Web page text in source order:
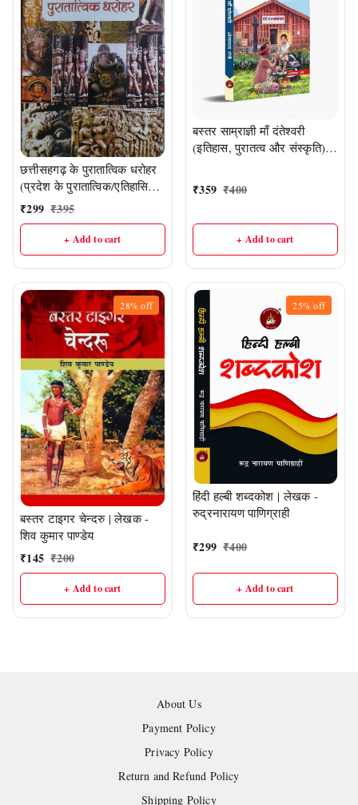
छत्तीसहगढ़ के पुरातात्विक धरोहर
(प्रदेश के पुरातात्विक/एतिहासिक
स्थलों की विस्तृत जानकारी)
₹299 ₹395
+ Add to cart
बस्तर साम्राज्ञी माँ दंतेश्वरी
(इतिहास, पुरातत्व और संस्कृति) |
₹359 ₹400
+ Add to cart
28%off
बस्तर टाइगर चेन्दरु | लेखक -
शिव कुमार पाण्डेय
₹145 ₹200
+ Add to cart
25%off
हिंदी हल्बी शब्दकोश | लेखक -
रुद्रनारायण पाणिग्राही
₹299 ₹400
+ Add to cart
About Us
Payment Policy
Privacy Policy
Return and Refund Policy
Shipping Policy